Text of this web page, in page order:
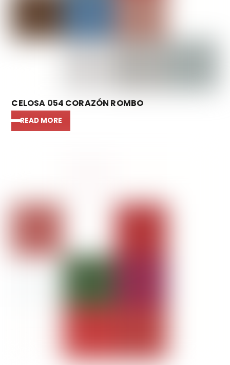
CELOSA 054 CORAZÓN ROMBO
READ MORE